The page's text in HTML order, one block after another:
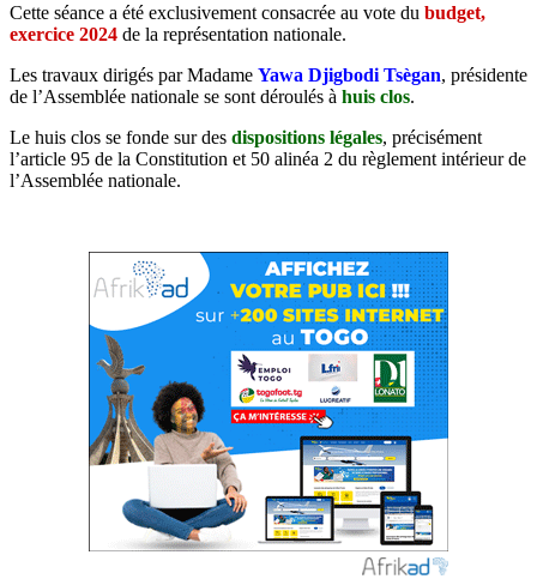
Cette séance a été exclusivement consacrée au vote du budget,
exercice 2024 de la représentation nationale.
Les travaux dirigés par Madame Yawa Djigbodi Tsègan, présidente
de l’Assemblée nationale se sont déroulés à huis clos.
Le huis clos se fonde sur des dispositions légales, précisément
l’article 95 de la Constitution et 50 alinéa 2 du règlement intérieur de
l’Assemblée nationale.